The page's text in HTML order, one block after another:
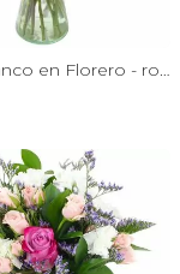
Ángel Blanco en Florero - rosas y mix de astromelias